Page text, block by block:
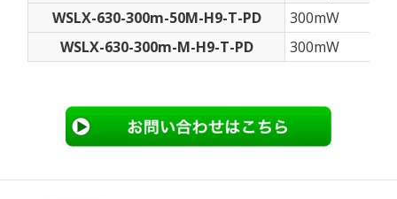
WSLX-630-300m-50M-H9-T-PD
300mW
WSLX-630-300m-M-H9-T-PD
300mW